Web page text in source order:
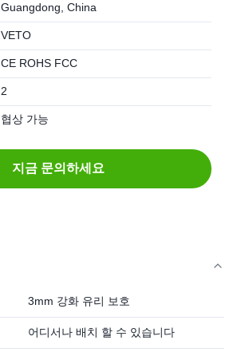
Guangdong, China
VETO
CE ROHS FCC
2
협상 가능
지금 문의하세요
3mm 강화 유리 보호
어디서나 배치 할 수 있습니다